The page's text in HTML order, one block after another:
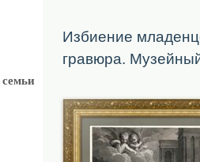
семьи
Избиение
гравюра.